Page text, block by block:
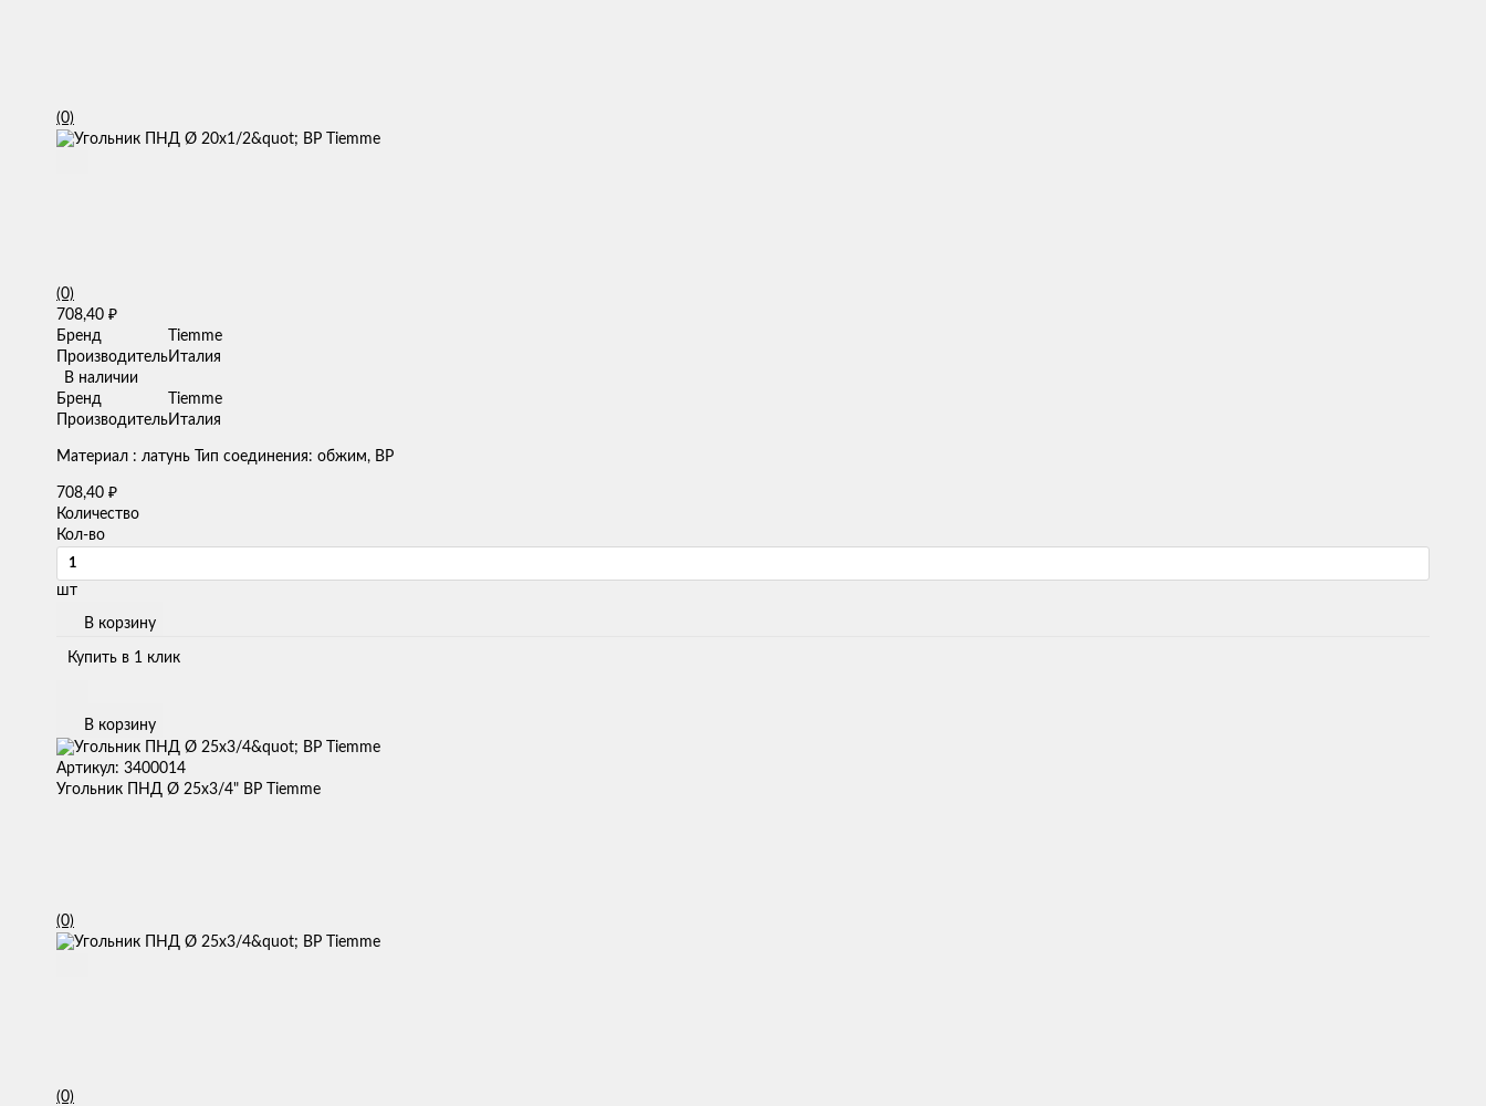
(0)
(0)
708,40 ₽
Бренд
Tiemme
ПроизводительИталия
В наличии
Бренд
Tiemme
ПроизводительИталия
Материал : латунь Тип соединения: обжим, ВР
708,40 ₽
Количество
Кол-во
шт
В корзину
Купить в 1 клик
В корзину
Артикул: 3400014
Угольник ПНД Ø 25х3/4" ВР Tiemme
(0)
(0)